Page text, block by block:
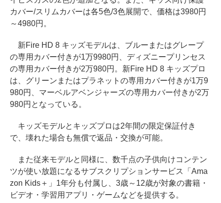
カバー/スリムカバーは各5色/3色展開で、価格は3980円
～4980円。
新Fire HD 8 キッズモデルは、ブルーまたはグレープ
の専用カバー付きが1万9980円、ディズニープリンセス
の専用カバー付きが2万980円。新Fire HD 8 キッズプロ
は、グリーンまたはプラネットの専用カバー付きが1万9
980円、マーベルアベンジャーズの専用カバー付きが2万
980円となっている。
キッズモデルとキッズプロは2年間の限定保証付き
で、壊れた場合も無償で返品・交換が可能。
また従来モデルと同様に、数千点の子供向けコンテン
ツが使い放題になるサブスクリプションサービス「Ama
zon Kids＋」1年分も付属し、3歳～12歳が対象の書籍・
ビデオ・学習用アプリ・ゲームなどを提供する。